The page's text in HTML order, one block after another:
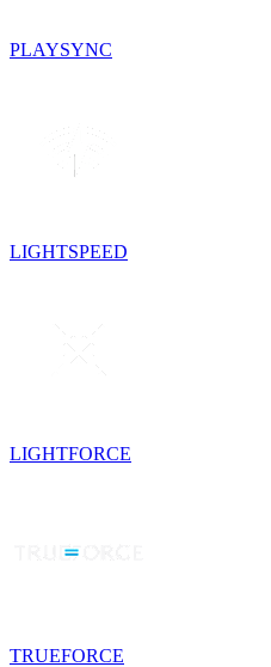
PLAYSYNC
LIGHTSPEED
LIGHTFORCE
TRUEFORCE